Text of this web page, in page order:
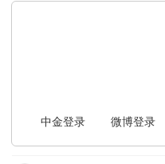
中金登录 微博登录